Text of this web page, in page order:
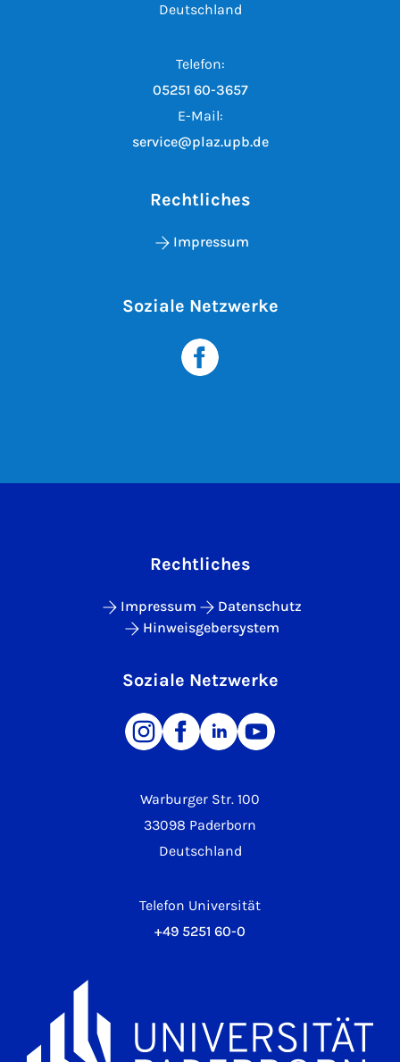
Deutschland
Telefon:
05251 60-3657
E-Mail:
service@plaz.upb.de
Rechtliches
Impressum
Soziale Netzwerke
Warburger Str. 100
33098 Paderborn
Deutschland
Telefon Universität
+49 5251 60-0
Rechtliches
Impressum
Datenschutz
Hinweisgebersystem
Soziale Netzwerke